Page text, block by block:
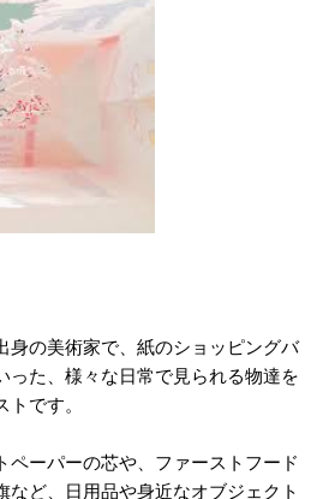
身の美術家で、紙のショッピングバ
った、様々な日常で見られる物達を
です。
ペーパーの芯や、ファーストフード
など、日用品や身近なオブジェクト